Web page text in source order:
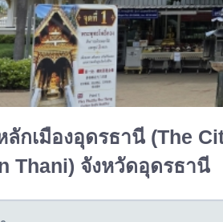
ลักเมืองอุดรธานี (The
Thani) จังหวัดอุดรธานี